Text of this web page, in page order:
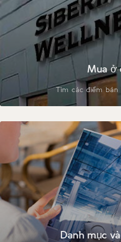
Mua ở
Tìm các điểm bán
Danh mục